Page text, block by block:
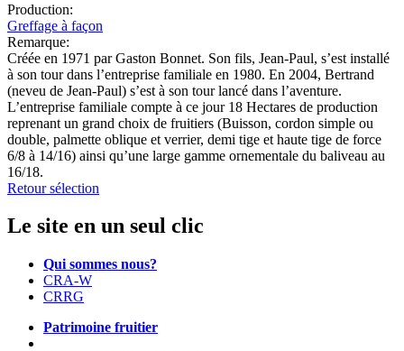
Production:
Greffage à façon
Remarque:
Créée en 1971 par Gaston Bonnet. Son fils, Jean-Paul, s’est installé
à son tour dans l’entreprise familiale en 1980. En 2004, Bertrand
(neveu de Jean-Paul) s’est à son tour lancé dans l’aventure.
L’entreprise familiale compte à ce jour 18 Hectares de production
reprenant un grand choix de fruitiers (Buisson, cordon simple ou
double, palmette oblique et verrier, demi tige et haute tige de force
6/8 à 14/16) ainsi qu’une large gamme ornementale du baliveau au
16/18.
Retour sélection
Le site en un seul clic
Qui sommes nous?
CRA-W
CRRG
Patrimoine fruitier